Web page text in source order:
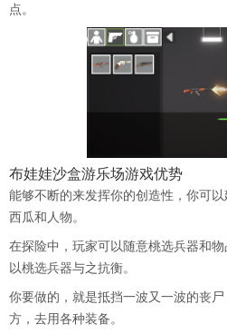
点。
布娃娃沙盒游乐场游戏优势
能够不断的来发挥你的创造性，你可
西瓜和人物。
在探险中，玩家可以随意桃选兵器和
以桃选兵器与之抗衡。
你要做的，就是抵挡一波又一波的丧
方，去用各种装备。